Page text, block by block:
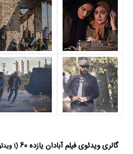
کارگردانی فیلم آبادان یازده 60
مدیریت آنها کار بسیار دشواری بوده است؛ باید
توانسته‌اند در این زمینه موفق باشند و
از دیگر بازیگران فیلم آبادان یازده 60 می‌توان به
کرمانی،افشین طاییوحسین عبدالمنافیاشاره
داستان فیلم آبادان یازده 60
60 توسط
مهرداد خوشبخت
گالری ویدئوی فیلم آبادان یازده 60 (1 ویدئو)